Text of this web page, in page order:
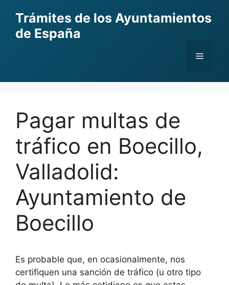
content
Trámites de los Ayuntamientos
de España
Menu
Pagar multas de
tráfico en Boecillo,
Valladolid:
Ayuntamiento de
Boecillo
Es probable que, en ocasionalmente, nos
certifiquen una sanción de tráfico (u otro tipo